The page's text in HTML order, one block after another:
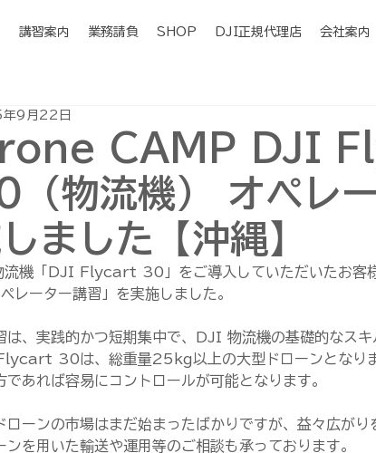
講習案内 業務請負 SHOP DJI正規代理店 会社案内
CAMP DJI
（物流機） オペレ
ました【沖縄】
9月22日
流機「DJI Flycart 30」をご導入していただいたお客
レーター講習」を実施しました。
は、実践的かつ短期集中で、DJI 物流機の基礎的なスキ
30は、総重量25kg以上の大型ドローンとなり
であれば容易にコントロールが可能となります。
ローンの市場はまだ始まったばかりですが、益々広がり
ンを用いた輸送や運用等のご相談も承っております。